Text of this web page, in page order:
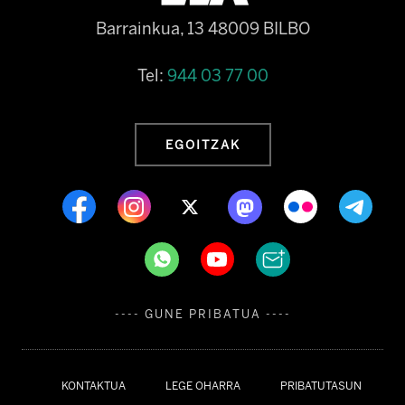
KONTAKTUA LEGE OHARRA PRIBATUTASUN
Barrainkua, 13 48009 BILBO
Tel: 944 03 77 00
EGOITZAK
---- GUNE PRIBATUA ----